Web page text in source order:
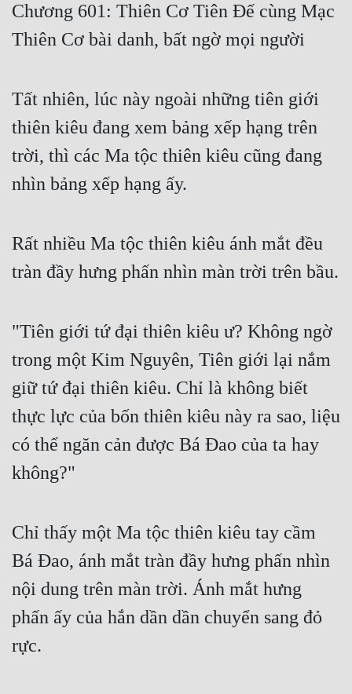
Truyện Dịch
Truyện Nhập Môn
Xa Lộ Dịch
Cung Đấu
Dã Sử
Dị Giới
Dị Năng
Gia Đấu
Góc Nhìn Nam
Góc Nhìn Nữ
Huyền Nghi
Chương 601: Thiên Cơ Tiên Đế cùng Mạc
Thiên Cơ bài danh, bất ngờ mọi người
Tất nhiên, lúc này ngoài những tiên giới
thiên kiêu đang xem bảng xếp hạng trên
trời, thì các Ma tộc thiên kiêu cũng đang
nhìn bảng xếp hạng ấy.
Rất nhiều Ma tộc thiên kiêu ánh mắt đều
tràn đầy hưng phấn nhìn màn trời trên bầu.
"Tiên giới tứ đại thiên kiêu ư? Không ngờ
trong một Kim Nguyên, Tiên giới lại nắm
giữ tứ đại thiên kiêu. Chỉ là không biết
thực lực của bốn thiên kiêu này ra sao, liệu
có thể ngăn cản được Bá Đao của ta hay
không?"
Chỉ thấy một Ma tộc thiên kiêu tay cầm
Bá Đao, ánh mắt tràn đầy hưng phấn nhìn
nội dung trên màn trời. Ánh mắt hưng
phấn ấy của hắn dần dần chuyển sang đỏ
rực.